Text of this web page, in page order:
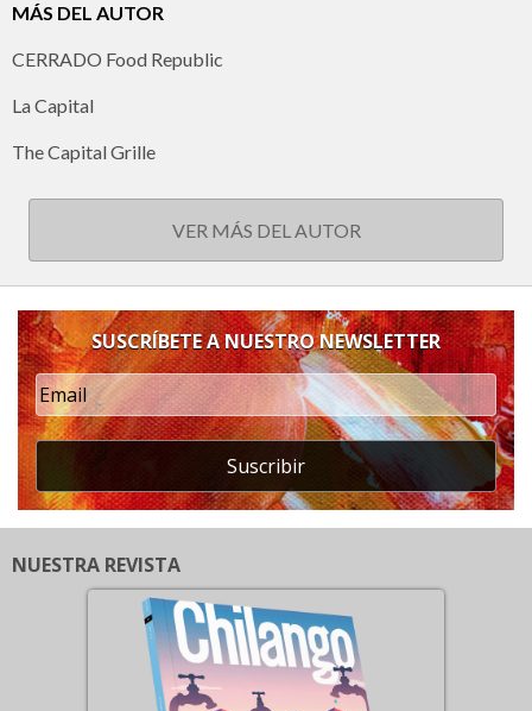
MÁS DEL AUTOR
CERRADO Food Republic
La Capital
The Capital Grille
VER MÁS DEL AUTOR
SUSCRÍBETE A NUESTRO NEWSLETTER
Suscribir
NUESTRA REVISTA